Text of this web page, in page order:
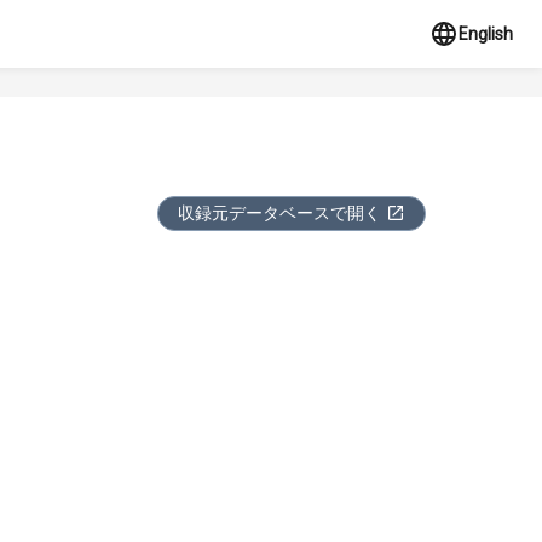
English
収録元データベースで開く